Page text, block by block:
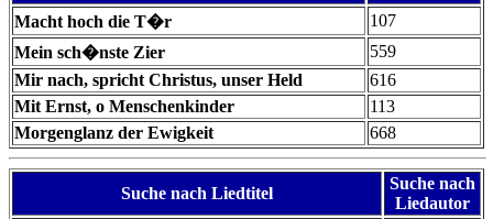
Macht hoch die T�r
107
Mein sch�nste Zier
559
Mir nach, spricht Christus, unser Held
616
Mit Ernst, o Menschenkinder
113
Morgenglanz der Ewigkeit
668
Suche nach Liedtitel
Suche nach
Liedautor